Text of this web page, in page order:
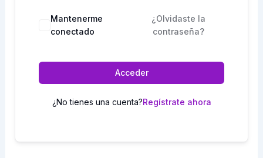
Mantenerme
conectado
¿Olvidaste la
contraseña?
Acceder
¿No tienes una cuenta?Regístrate ahora